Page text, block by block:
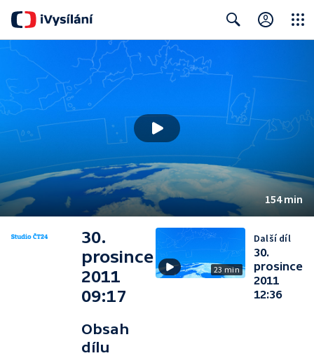
154 min
30.
prosince
2011
09:17
Obsah
dílu
23 min
Další díl
30.
prosince
2011
12:36